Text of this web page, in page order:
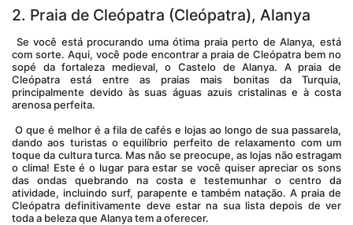
2. Praia de Cleópatra (Cleópatra), Alanya
com sorte. Aqui, você pode encontrar a praia de Cleópatra bem no
sopé da fortaleza medieval, o Castelo de Alanya. A praia de
Cleópatra está entre as praias mais bonitas da Turquia,
principalmente devido às suas águas azuis cristalinas e à costa
arenosa perfeita.
dando aos turistas o equilíbrio perfeito de relaxamento com um
toque da cultura turca. Mas não se preocupe, as lojas não estragam
o clima! Este é o lugar para estar se você quiser apreciar os sons
das ondas quebrando na costa e testemunhar o centro da
atividade, incluindo surf, parapente e também natação. A praia de
Cleópatra definitivamente deve estar na sua lista depois de ver
toda a beleza que Alanya tem a oferecer.